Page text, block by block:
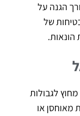
הגנה על
של
הונאות.
לגבולות
מאוחסן או